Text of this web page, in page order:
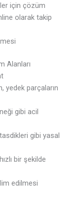
için çözüm
olarak takip
Alanları
yedek parçaların
gibi acil
gibi yasal
bir şekilde
edilmesi